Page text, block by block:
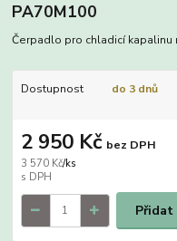
PA70M100
Čerpadlo pro chladicí kapalinu
Dostupnost do 3 dnů
3 570 Kč/ks
2 950 Kč bez DPH
Přidat